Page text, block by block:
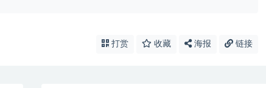
打赏 收藏 海报 链接